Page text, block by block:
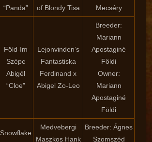
“Panda”
of Blondy Tisa
Mecséry
Föld-Im
Szépe
Abigél
“Cloe”
Lejonvinden’s
Fantastiska
Ferdinand x
Abigel Zo-Leo
Breeder:
Mariann
Apostaginé
Földi
Owner:
Mariann
Apostaginé
Földi
Snowflake
Medvebergi
Maszkos Hank
Breeder: Ágnes
Szomszéd